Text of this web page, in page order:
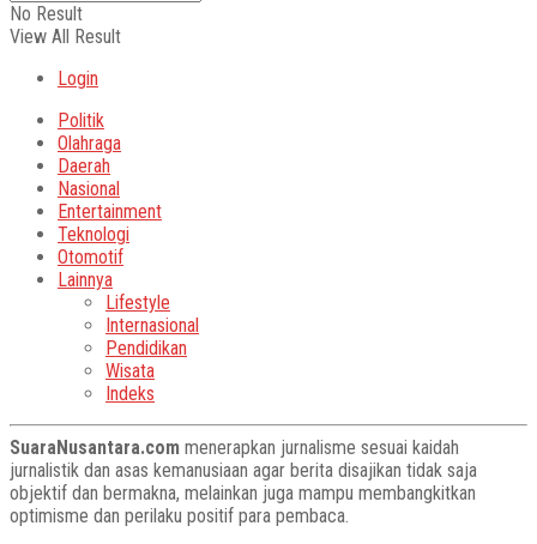
No Result
View All Result
Login
Politik
Olahraga
Daerah
Nasional
Entertainment
Teknologi
Otomotif
Lainnya
Lifestyle
Internasional
Pendidikan
Wisata
Indeks
SuaraNusantara.com menerapkan jurnalisme sesuai kaidah
jurnalistik dan asas kemanusiaan agar berita disajikan tidak saja
objektif dan bermakna, melainkan juga mampu membangkitkan
optimisme dan perilaku positif para pembaca.